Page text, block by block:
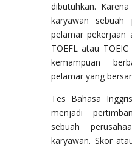
dibutuhkan.
karyawan sebuah
pelamar pekerjaan
TOEFL atau
kemampuan
pelamar yang
Tes Bahasa
menjadi
sebuah
karyawan. Skor